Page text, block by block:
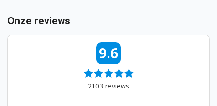
Bosch TCC78K751/09
Bosch TCC78K751A/06
Onze reviews
9.6
2103 reviews